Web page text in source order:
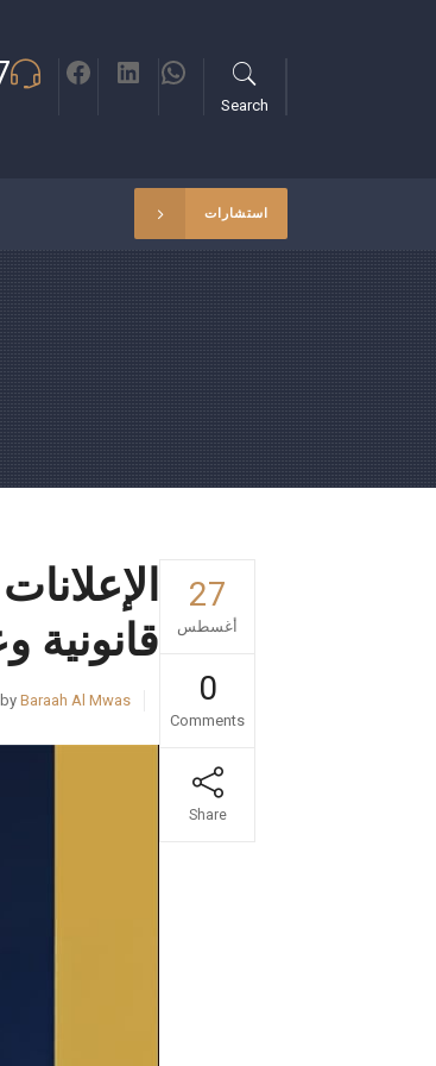
Search
استشارات
27
أغسطس
0
Comments
Share
قانونية
Baraah Al Mwas